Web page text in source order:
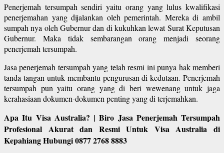
Penerjemah tersumpah sendiri yaitu orang yang lulus kwalifikasi
penerjemahan yang dijalankan oleh pemerintah. Mereka di ambil
sumpah nya oleh Gubernur dan di kukuhkan lewat Surat Keputusan
Gubernur. Maka tidak sembarangan orang menjadi seorang
penerjemah tersumpah.
Jasa penerjemah tersumpah yang telah resmi ini punya hak memberi
tanda-tangan untuk membantu pengurusan di kedutaan. Penerjemah
tersumpah pun yaitu orang yang di beri wewenang untuk jaga
kerahasiaan dokumen-dokumen penting yang di terjemahkan.
Apa Itu Visa Australia? | Biro Jasa Penerjemah Tersumpah
Profesional Akurat dan Resmi Untuk Visa Australia di
Kepahiang Hubungi 0877 2768 8883